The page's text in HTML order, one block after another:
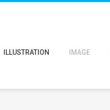
ILLUSTRATION IMAGE